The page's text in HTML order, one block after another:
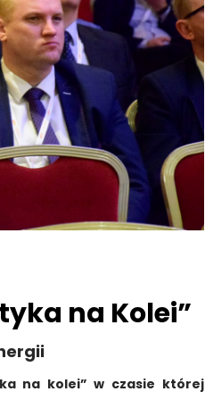
na Kolei”
na kolei” w czasie której